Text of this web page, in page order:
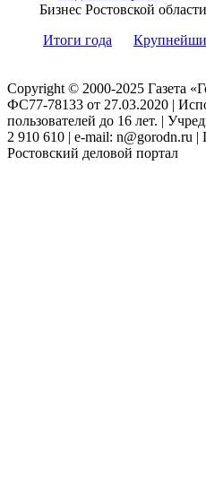
Бизнес Ростовской
Итоги года
Copyright © 2000-2025 Газета
ФС77-78133 от 27.03.2020 |
пользователей до 16 лет. |
2 910 610 | e-mail:
Ростовский деловой портал